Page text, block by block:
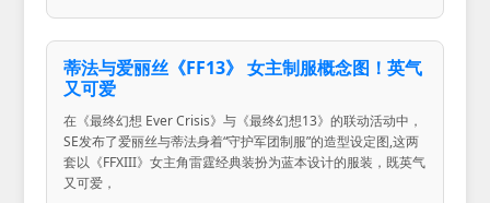
蒂法与爱丽丝《FF13》 女主制服概念图！英气
又可爱
在《最终幻想 Ever Crisis》与《最终幻想13》的联动活动中，
SE发布了爱丽丝与蒂法身着“守护军团制服”的造型设定图,这两
套以《FFXIII》女主角雷霆经典装扮为蓝本设计的服装，既英气
又可爱，